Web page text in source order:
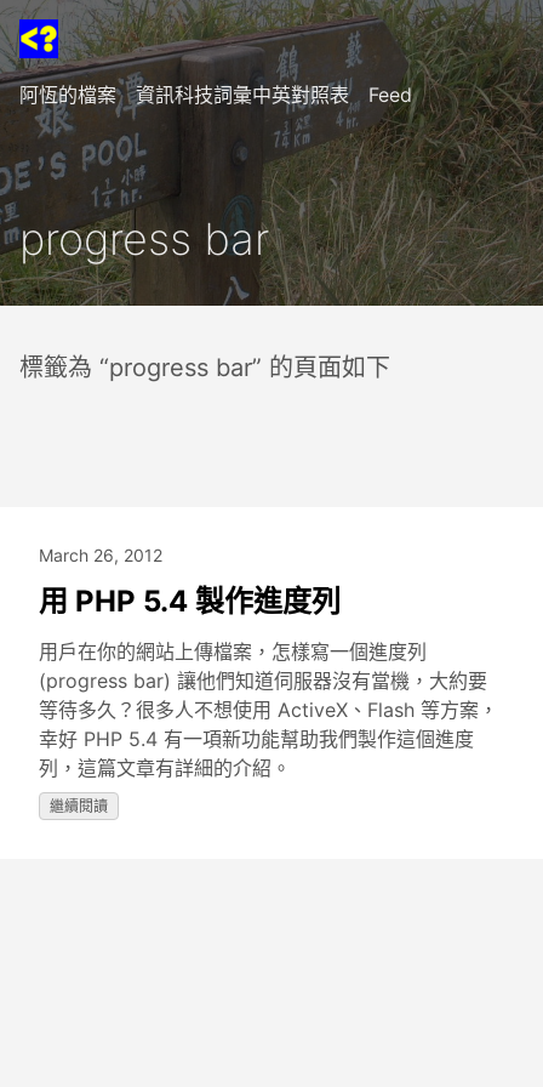
阿恆的檔案 資訊科技詞彙中英對照表 Feed
progress bar
標籤為 “progress bar” 的頁面如下
March 26, 2012
用 PHP 5.4 製作進度列
用戶在你的網站上傳檔案，怎樣寫一個進度列
(progress bar) 讓他們知道伺服器沒有當機，大約要
等待多久？很多人不想使用 ActiveX、Flash 等方案，
幸好 PHP 5.4 有一項新功能幫助我們製作這個進度
列，這篇文章有詳細的介紹。
繼續閱讀